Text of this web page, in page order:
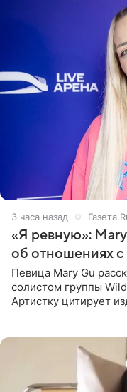
3 часа назад
«Я ревную»:
об отношениях
Певица Mary Gu
солистом группы
Артистку цитирует